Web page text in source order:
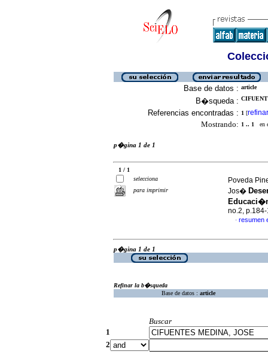
Base de datos : article
B�squeda :
Referencias encontradas : 1 [refinar
Mostrando: 1 .. 1 en
p�gina 1 de 1
1 / 1
selecciona
para imprimir
Poveda
Jos�
no.2,
· resumen
p�gina 1 de 1
Refinar la b�squeda
Base de datos : article
Buscar
1
2